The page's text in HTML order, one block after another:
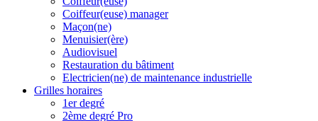
Coiffeur(euse) manager
Maçon(ne)
Menuisier(ère)
Audiovisuel
Restauration du bâtiment
Electricien(ne) de maintenance industrielle
Grilles horaires
1er degré
2ème degré Pro